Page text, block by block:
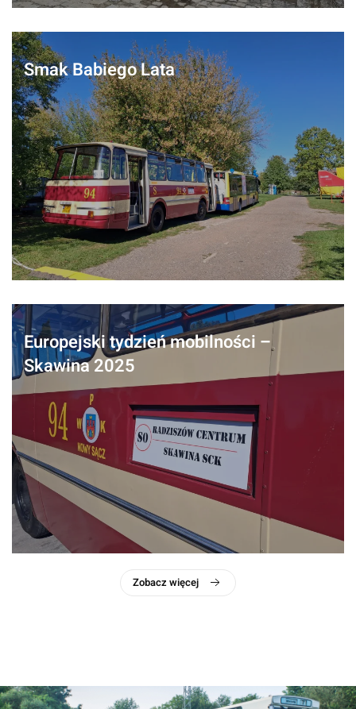
Smak Babiego Lata
Europejski tydzień mobilności –
Skawina 2025
Zobacz więcej